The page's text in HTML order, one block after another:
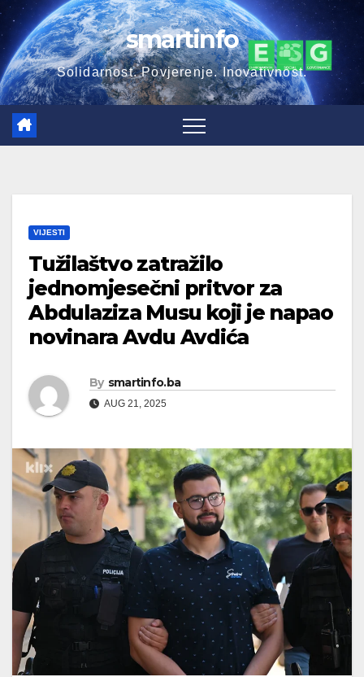
Skip
to
content
smartinfo
Solidarnost. Povjerenje. Inovativnost.
VIJESTI
Tužilaštvo zatražilo
jednomjesečni pritvor za
Abdulaziza Musu koji je napao
novinara Avdu Avdića
By smartinfo.ba
AUG 21, 2025